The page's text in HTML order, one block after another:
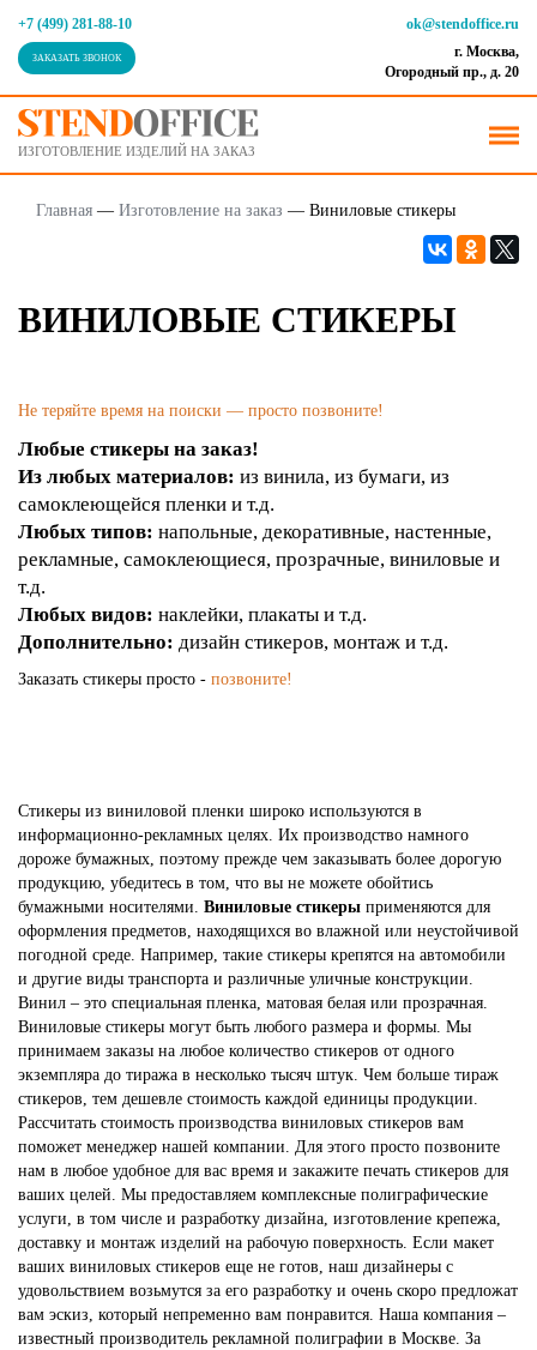
+7 (499) 281-88-10
ЗАКАЗАТЬ ЗВОНОК
ok@stendoffice.ru
г. Москва,
Огородный пр., д. 20
ИЗГОТОВЛЕНИЕ ИЗДЕЛИЙ НА ЗАКАЗ
Главная — Изготовление на заказ — Виниловые стикеры
ВИНИЛОВЫЕ СТИКЕРЫ
Не теряйте время на поиски — просто позвоните!
Любые стикеры на заказ!
Из любых материалов: из винила, из бумаги, из
самоклеющейся пленки и т.д.
Любых типов: напольные, декоративные, настенные,
рекламные, самоклеющиеся, прозрачные, виниловые и
т.д.
Любых видов: наклейки, плакаты и т.д.
Дополнительно: дизайн стикеров, монтаж и т.д.
Заказать стикеры просто - позвоните!
Стикеры из виниловой пленки широко используются в
информационно-рекламных целях. Их производство намного
дороже бумажных, поэтому прежде чем заказывать более дорогую
продукцию, убедитесь в том, что вы не можете обойтись
бумажными носителями. Виниловые стикеры применяются для
оформления предметов, находящихся во влажной или неустойчивой
погодной среде. Например, такие стикеры крепятся на автомобили
и другие виды транспорта и различные уличные конструкции.
Винил – это специальная пленка, матовая белая или прозрачная.
Виниловые стикеры могут быть любого размера и формы. Мы
принимаем заказы на любое количество стикеров от одного
экземпляра до тиража в несколько тысяч штук. Чем больше тираж
стикеров, тем дешевле стоимость каждой единицы продукции.
Рассчитать стоимость производства виниловых стикеров вам
поможет менеджер нашей компании. Для этого просто позвоните
нам в любое удобное для вас время и закажите печать стикеров для
ваших целей. Мы предоставляем комплексные полиграфические
услуги, в том числе и разработку дизайна, изготовление крепежа,
доставку и монтаж изделий на рабочую поверхность. Если макет
ваших виниловых стикеров еще не готов, наш дизайнеры с
удовольствием возьмутся за его разработку и очень скоро предложат
вам эскиз, который непременно вам понравится. Наша компания –
известный производитель рекламной полиграфии в Москве. За